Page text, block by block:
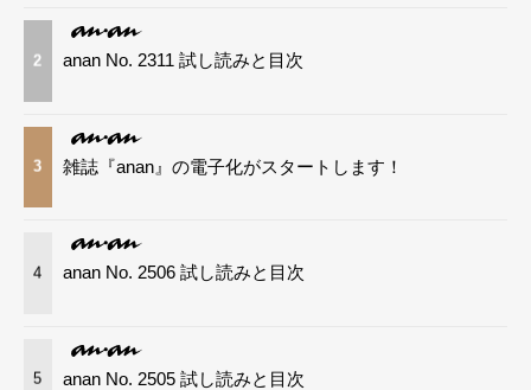
2 anan No. 2311 試し読みと目次
3 雑誌『anan』の電子化がスタートします！
4 anan No. 2506 試し読みと目次
5 anan No. 2505 試し読みと目次